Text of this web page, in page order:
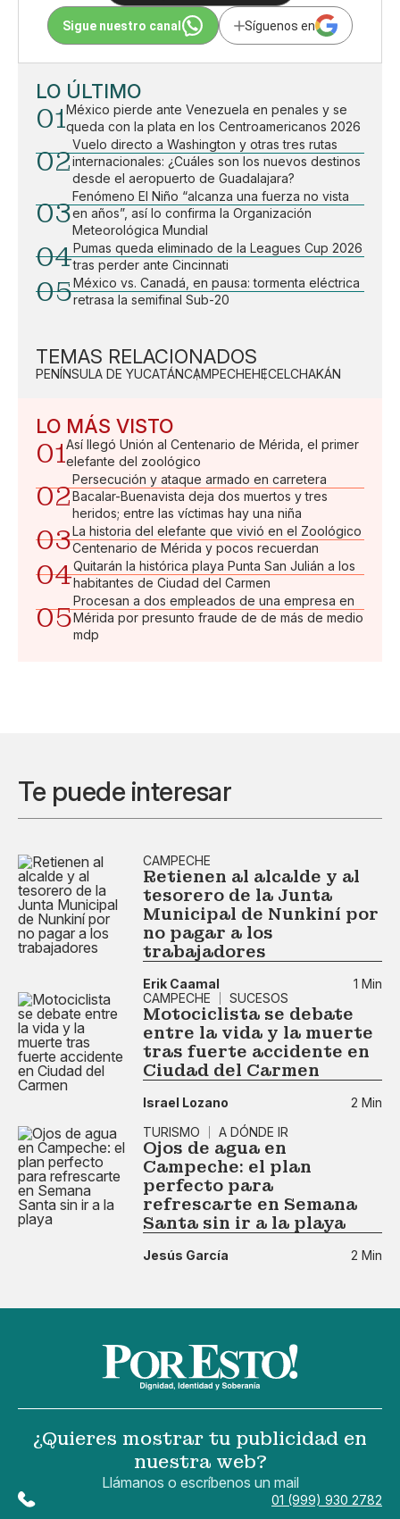
Sigue nuestro canal Síguenos en
LO ÚLTIMO
01México pierde ante Venezuela en penales y se
queda con la plata en los Centroamericanos 2026
02
Vuelo directo a Washington y otras tres rutas
internacionales: ¿Cuáles son los nuevos destinos
desde el aeropuerto de Guadalajara?
03
Fenómeno El Niño “alcanza una fuerza no vista
en años”, así lo confirma la Organización
Meteorológica Mundial
04Pumas queda eliminado de la Leagues Cup 2026
tras perder ante Cincinnati
05México vs. Canadá, en pausa: tormenta eléctrica
retrasa la semifinal Sub-20
TEMAS RELACIONADOS
PENÍNSULA DE YUCATÁNCAMPECHEHECELCHAKÁN
LO MÁS VISTO
01Así llegó Unión al Centenario de Mérida, el primer
elefante del zoológico
02
Persecución y ataque armado en carretera
Bacalar-Buenavista deja dos muertos y tres
heridos; entre las víctimas hay una niña
03La historia del elefante que vivió en el Zoológico
Centenario de Mérida y pocos recuerdan
04Quitarán la histórica playa Punta San Julián a los
habitantes de Ciudad del Carmen
05
Procesan a dos empleados de una empresa en
Mérida por presunto fraude de de más de medio
mdp
Te puede interesar
CAMPECHE
Retienen al alcalde y al
tesorero de la Junta
Municipal de Nunkiní por
no pagar a los
trabajadores
Erik Caamal
1 Min
CAMPECHE
SUCESOS
Motociclista se debate
entre la vida y la muerte
tras fuerte accidente en
Ciudad del Carmen
Israel Lozano
2 Min
TURISMO
A DÓNDE IR
Ojos de agua en
Campeche: el plan
perfecto para
refrescarte en Semana
Santa sin ir a la playa
Jesús García 2 Min
¿Quieres mostrar tu publicidad en
nuestra web?
Llámanos o escríbenos un mail
01 (999) 930 2782